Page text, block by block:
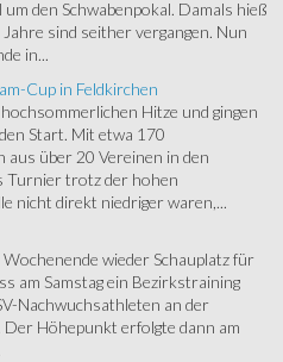
den Schwabenpokal. Damals hieß
sind seither vergangen. Nun
in...
Cup in Feldkirchen
Hitze und gingen
Start. Mit etwa 170
aus über 20 Vereinen in den
Turnier trotz der hohen
nicht direkt niedriger waren,...
wieder Schauplatz für
am Samstag ein Bezirkstraining
Nachwuchsathleten an der
Höhepunkt erfolgte dann am